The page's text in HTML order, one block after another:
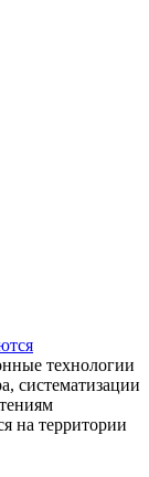
технологии
систематизации
на территории